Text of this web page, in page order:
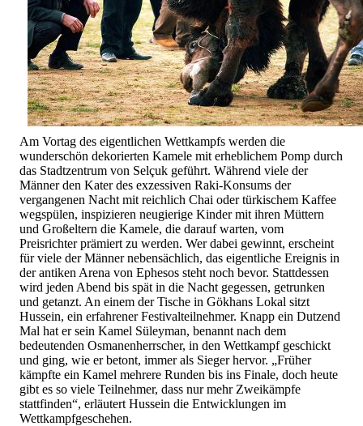
Am Vortag des eigentlichen Wettkampfs werden die
wunderschön dekorierten Kamele mit erheblichem Pomp durch
das Stadtzentrum von Selçuk geführt. Während viele der
Männer den Kater des exzessiven Raki-Konsums der
vergangenen Nacht mit reichlich Chai oder türkischem Kaffee
wegspülen, inspizieren neugierige Kinder mit ihren Müttern
und Großeltern die Kamele, die darauf warten, vom
Preisrichter prämiert zu werden. Wer dabei gewinnt, erscheint
für viele der Männer nebensächlich, das eigentliche Ereignis in
der antiken Arena von Ephesos steht noch bevor. Stattdessen
wird jeden Abend bis spät in die Nacht gegessen, getrunken
und getanzt. An einem der Tische in Gökhans Lokal sitzt
Hussein, ein erfahrener Festivalteilnehmer. Knapp ein Dutzend
Mal hat er sein Kamel Süleyman, benannt nach dem
bedeutenden Osmanenherrscher, in den Wettkampf geschickt
und ging, wie er betont, immer als Sieger hervor. „Früher
kämpfte ein Kamel mehrere Runden bis ins Finale, doch heute
gibt es so viele Teilnehmer, dass nur mehr Zweikämpfe
stattfinden“, erläutert Hussein die Entwicklungen im
Wettkampfgeschehen.